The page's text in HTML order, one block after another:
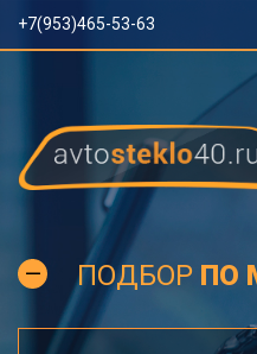
+7(953)465-53-63
ПОДБОР ПО